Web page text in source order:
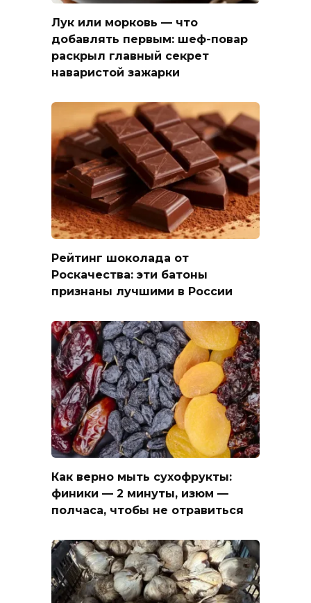
Лук или морковь — что
добавлять первым: шеф-повар
раскрыл главный секрет
наваристой зажарки
Рейтинг шоколада от
Роскачества: эти батоны
признаны лучшими в России
Как верно мыть сухофрукты:
финики — 2 минуты, изюм —
полчаса, чтобы не отравиться